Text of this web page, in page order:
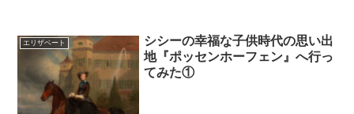
エリザベート
シシーの幸福な子供時代の思い出
地『ポッセンホーフェン』へ行っ
てみた①